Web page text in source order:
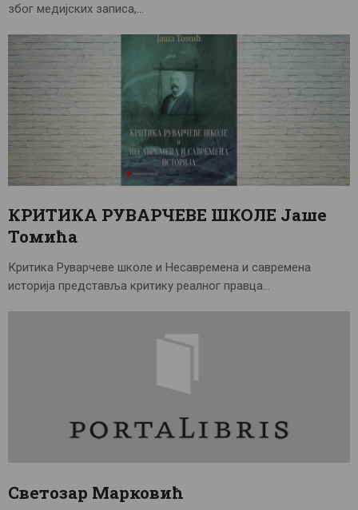
због медијских записа,…
КРИТИКА РУВАРЧЕВЕ ШКОЛЕ Јаше
Томића
Критика Руварчеве школе и Несавремена и савремена
историја представља критику реалног правца…
Светозар Марковић